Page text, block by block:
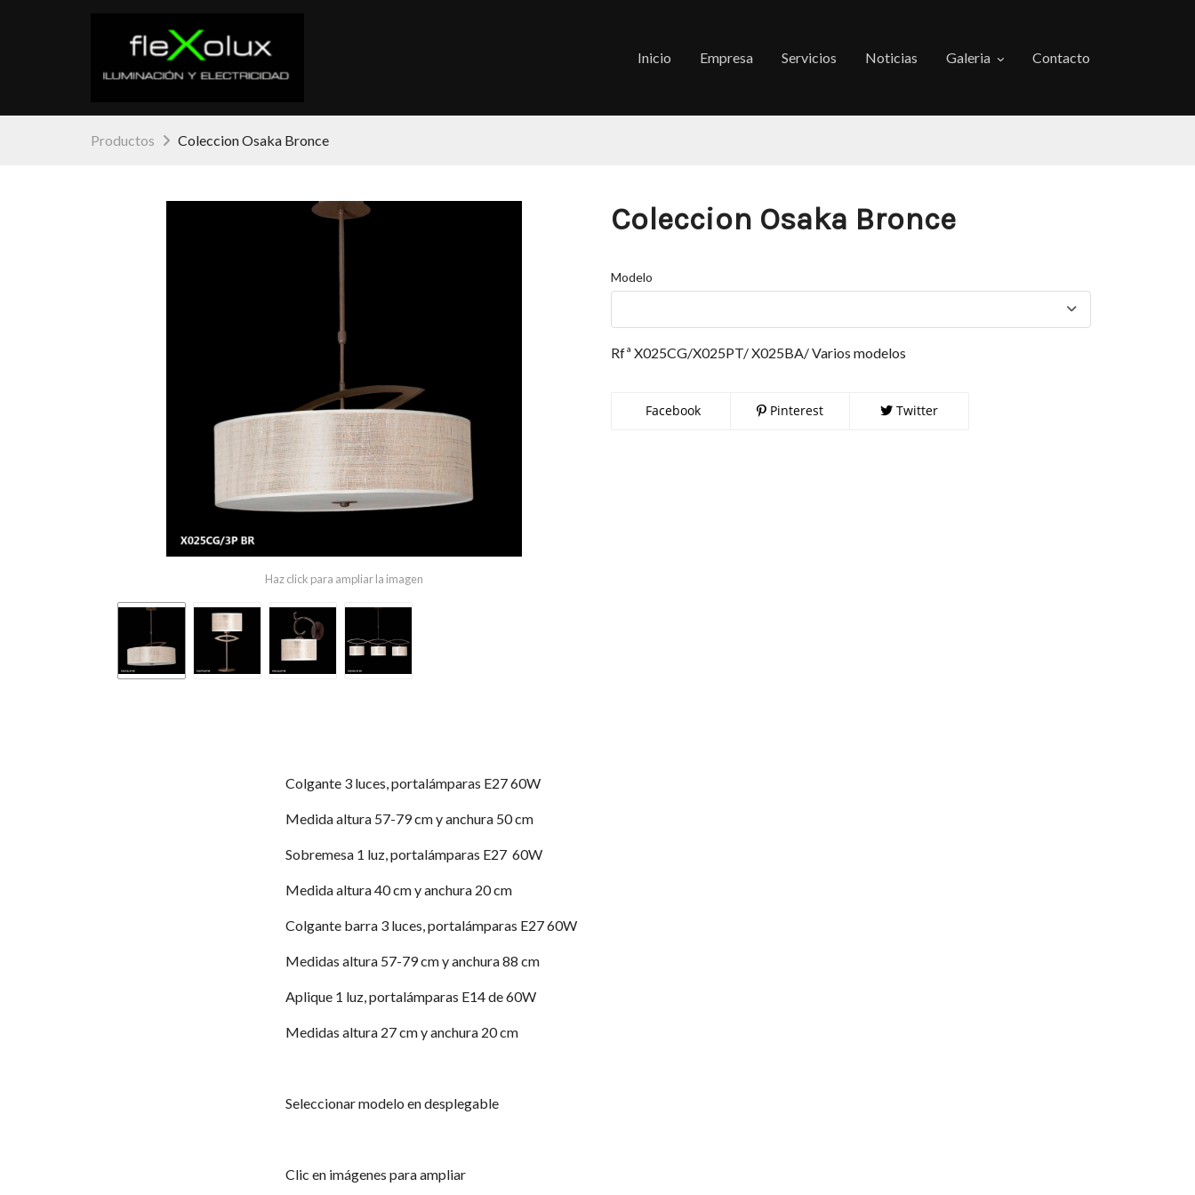
Inicio Empresa Servicios Noticias Galeria Contacto
Productos Coleccion Osaka Bronce
Haz click para ampliar la imagen
Coleccion Osaka Bronce
Modelo
Rfª X025CG/X025PT/ X025BA/ Varios modelos
Facebook Pinterest Twitter
Colgante 3 luces, portalámparas E27 60W
Medida altura 57-79 cm y anchura 50 cm
Sobremesa 1 luz, portalámparas E27 60W
Medida altura 40 cm y anchura 20 cm
Colgante barra 3 luces, portalámparas E27 60W
Medidas altura 57-79 cm y anchura 88 cm
Aplique 1 luz, portalámparas E14 de 60W
Medidas altura 27 cm y anchura 20 cm
Seleccionar modelo en desplegable
Clic en imágenes para ampliar